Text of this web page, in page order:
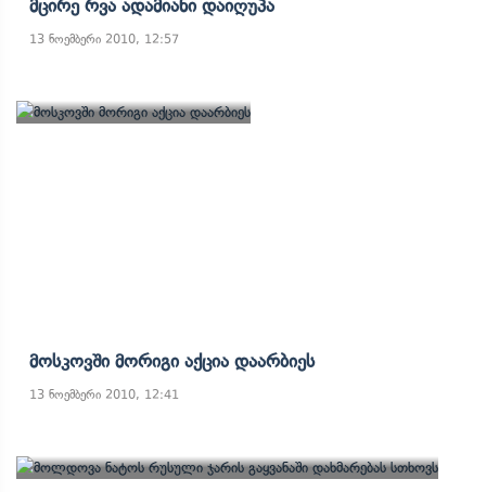
Მცირე Რვა Ადამიანი Დაიღუპა
13 ნოემბერი 2010, 12:57
Მოსკოვში Მორიგი Აქცია Დაარბიეს
13 ნოემბერი 2010, 12:41